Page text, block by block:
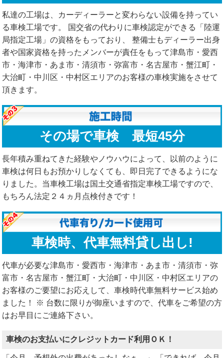
私達の工場は、カーディーラーと変わらない設備を持ってい
る車検工場です。 国交省の代わりに車検認定ができる「陸運
局指定工場」の資格をもっており、 整備士もディーラー出身
者や国家資格を持ったメンバーが責任をもって津島市・愛西
市・海津市・あま市・清須市・弥富市・名古屋市・蟹江町・
大治町・中川区・中村区エリアのお客様の車検実施をさせて
頂きます。
その場で車検 最短45分
長年積み重ねてきた経験やノウハウによって、以前のように
車検は何日もお預かりしなくても、即日完了できるようにな
りました。当車検工場は国土交通省指定車検工場ですので、
もちろん法定２４ヵ月点検付きです！
車検時、代車無料貸し出し!
代車が必要な津島市・愛西市・海津市・あま市・清須市・弥
富市・名古屋市・蟹江町・大治町・中川区・中村区エリアの
お客様のご要望にお応えして、車検時代車無料サービス始め
ました！ ※ 台数に限りが御座いますので、代車をご希望の方
はお早目にご連絡下さい。
車検のお支払いにクレジットカード利用ＯＫ！